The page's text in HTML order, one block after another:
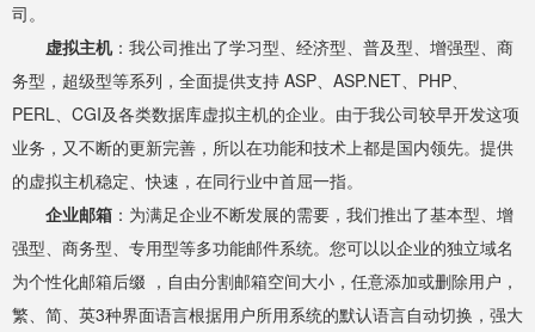
司。
虚拟主机：我公司推出了学习型、经济型、普及型、增强型、商
务型，超级型等系列，全面提供支持 ASP、ASP.NET、PHP、
PERL、CGI及各类数据库虚拟主机的企业。由于我公司较早开发这项
业务，又不断的更新完善，所以在功能和技术上都是国内领先。提供
的虚拟主机稳定、快速，在同行业中首屈一指。
企业邮箱 ：为满足企业不断发展的需要，我们推出了基本型、增
强型、商务型、专用型等多功能邮件系统。您可以以企业的独立域名
为个性化邮箱后缀 ，自由分割邮箱空间大小，任意添加或删除用户，
繁、简、英3种界面语言根据用户所用系统的默认语言自动切换，强大